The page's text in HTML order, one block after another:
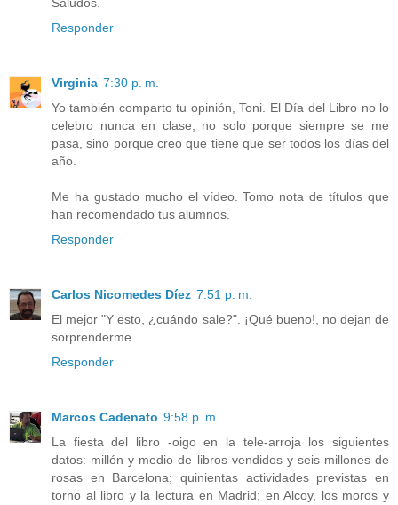
Responder
Virginia 7:30 p. m.
Yo también comparto tu opinión, Toni. El Día del Libro no lo
celebro nunca en clase, no solo porque siempre se me
pasa, sino porque creo que tiene que ser todos los días del
año.
Me ha gustado mucho el vídeo. Tomo nota de títulos que
han recomendado tus alumnos.
Responder
Carlos Nicomedes Díez 7:51 p. m.
El mejor "Y esto, ¿cuándo sale?". ¡Qué bueno!, no dejan de
sorprenderme.
Responder
Marcos Cadenato 9:58 p. m.
La fiesta del libro -oigo en la tele-arroja los siguientes
datos: millón y medio de libros vendidos y seis millones de
rosas en Barcelona; quinientas actividades previstas en
torno al libro y la lectura en Madrid; en Alcoy, los moros y